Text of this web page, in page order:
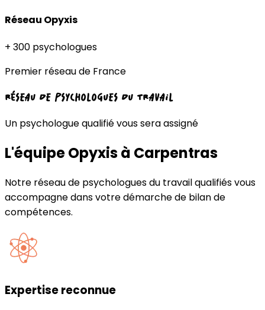
Réseau Opyxis
+ 300 psychologues
Premier réseau de France
RÉSEAU DE PSYCHOLOGUES DU TRAVAIL
Un psychologue qualifié vous sera assigné
L'équipe Opyxis à Carpentras
Notre réseau de psychologues du travail qualifiés vous
accompagne dans votre démarche de bilan de
compétences.
Expertise reconnue